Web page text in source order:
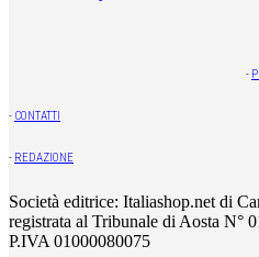
-
- CONTATTI
- REDAZIONE
Società editrice: Italiashop.net di
registrata al Tribunale di Aosta N°
P.IVA 01000080075